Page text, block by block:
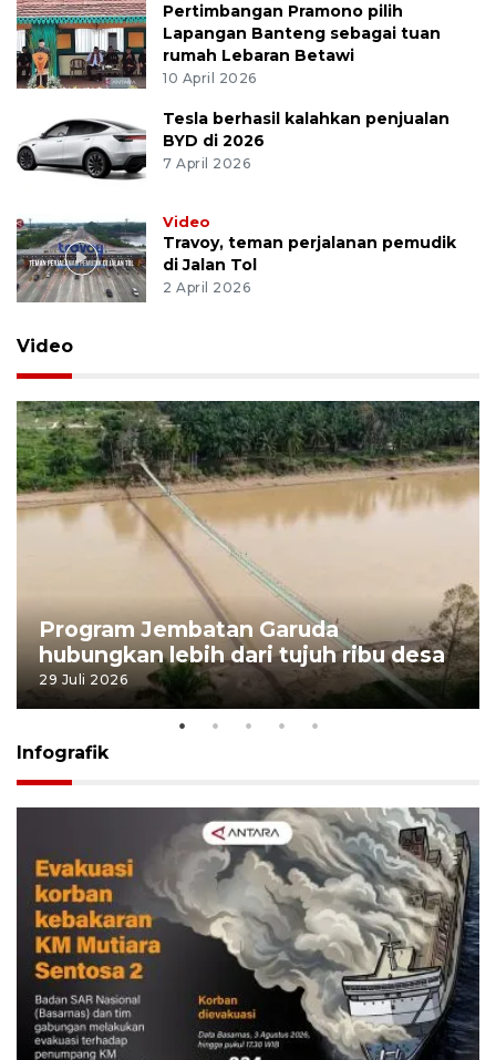
Pertimbangan Pramono pilih
Lapangan Banteng sebagai tuan
rumah Lebaran Betawi
10 April 2026
Tesla berhasil kalahkan penjualan
BYD di 2026
7 April 2026
Video
Travoy, teman perjalanan pemudik
di Jalan Tol
2 April 2026
Video
Program Jembatan Garuda
hubungkan lebih dari tujuh ribu desa
29 Juli 2026
Infografik